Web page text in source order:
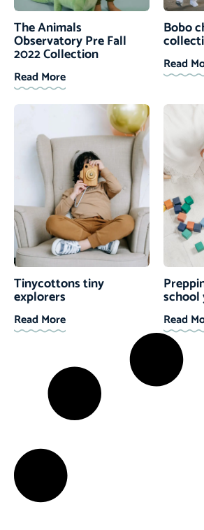
The Animals
Observatory Pre Fall
2022 Collection
Read More
Bobo
Read
Tinycottons tiny
explorers
Read More
school
Read